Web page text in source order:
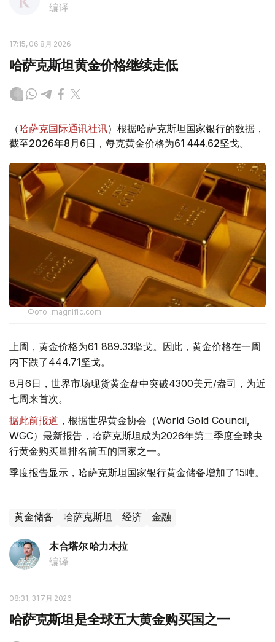
编译
17:15, 06 8月 2026
哈萨克斯坦黄金价格继续走低
（哈萨克国际通讯社讯）根据哈萨克斯坦国家银行的数据，
截至2026年8月6日，每克黄金价格为61 444.62坚戈。
Фото: magnific.com
上周，黄金价格为61 889.33坚戈。因此，黄金价格在一周
内下跌了444.71坚戈。
8月6日，世界市场现货黄金盘中突破4300美元/盎司，为近
七周来首次。
据此前报道 ，根据世界黄金协会（World Gold Council,
WGC）最新报告，哈萨克斯坦成为2026年第二季度全球央
行黄金购买量排名前五的国家之一。
季度报告显示，哈萨克斯坦国家银行黄金储备增加了15吨。
黄金储备 哈萨克斯坦 经济 金融
木合塔尔 哈力木拉
编译
08:31, 31 7月 2026
哈萨克斯坦是全球五大黄金购买国之一